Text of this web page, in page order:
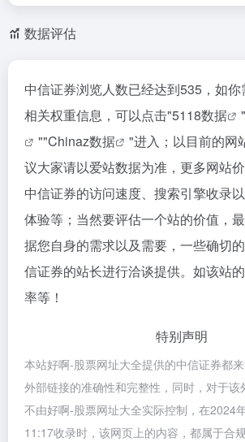
数据评估
中信证券浏览人数已经达到535，如
相关权重信息，可以点击"5118数据
""Chinaz数据
"进入；以目前的网
议大家请以爱站数据为准，更多网站
中信证券的访问速度、搜索引擎收录
体验等；当然要评估一个站的价值，
据您自身的需求以及需要，一些确切
信证券的站长进行洽谈提供。如该站
率等！
特别声明
本站好啊-股票网址大全提供的中信证券都
外部链接的准确性和完整性，同时，对于该
不由好啊-股票网址大全实际控制，在2024
11:17收录时，该网页上的内容，都属于合